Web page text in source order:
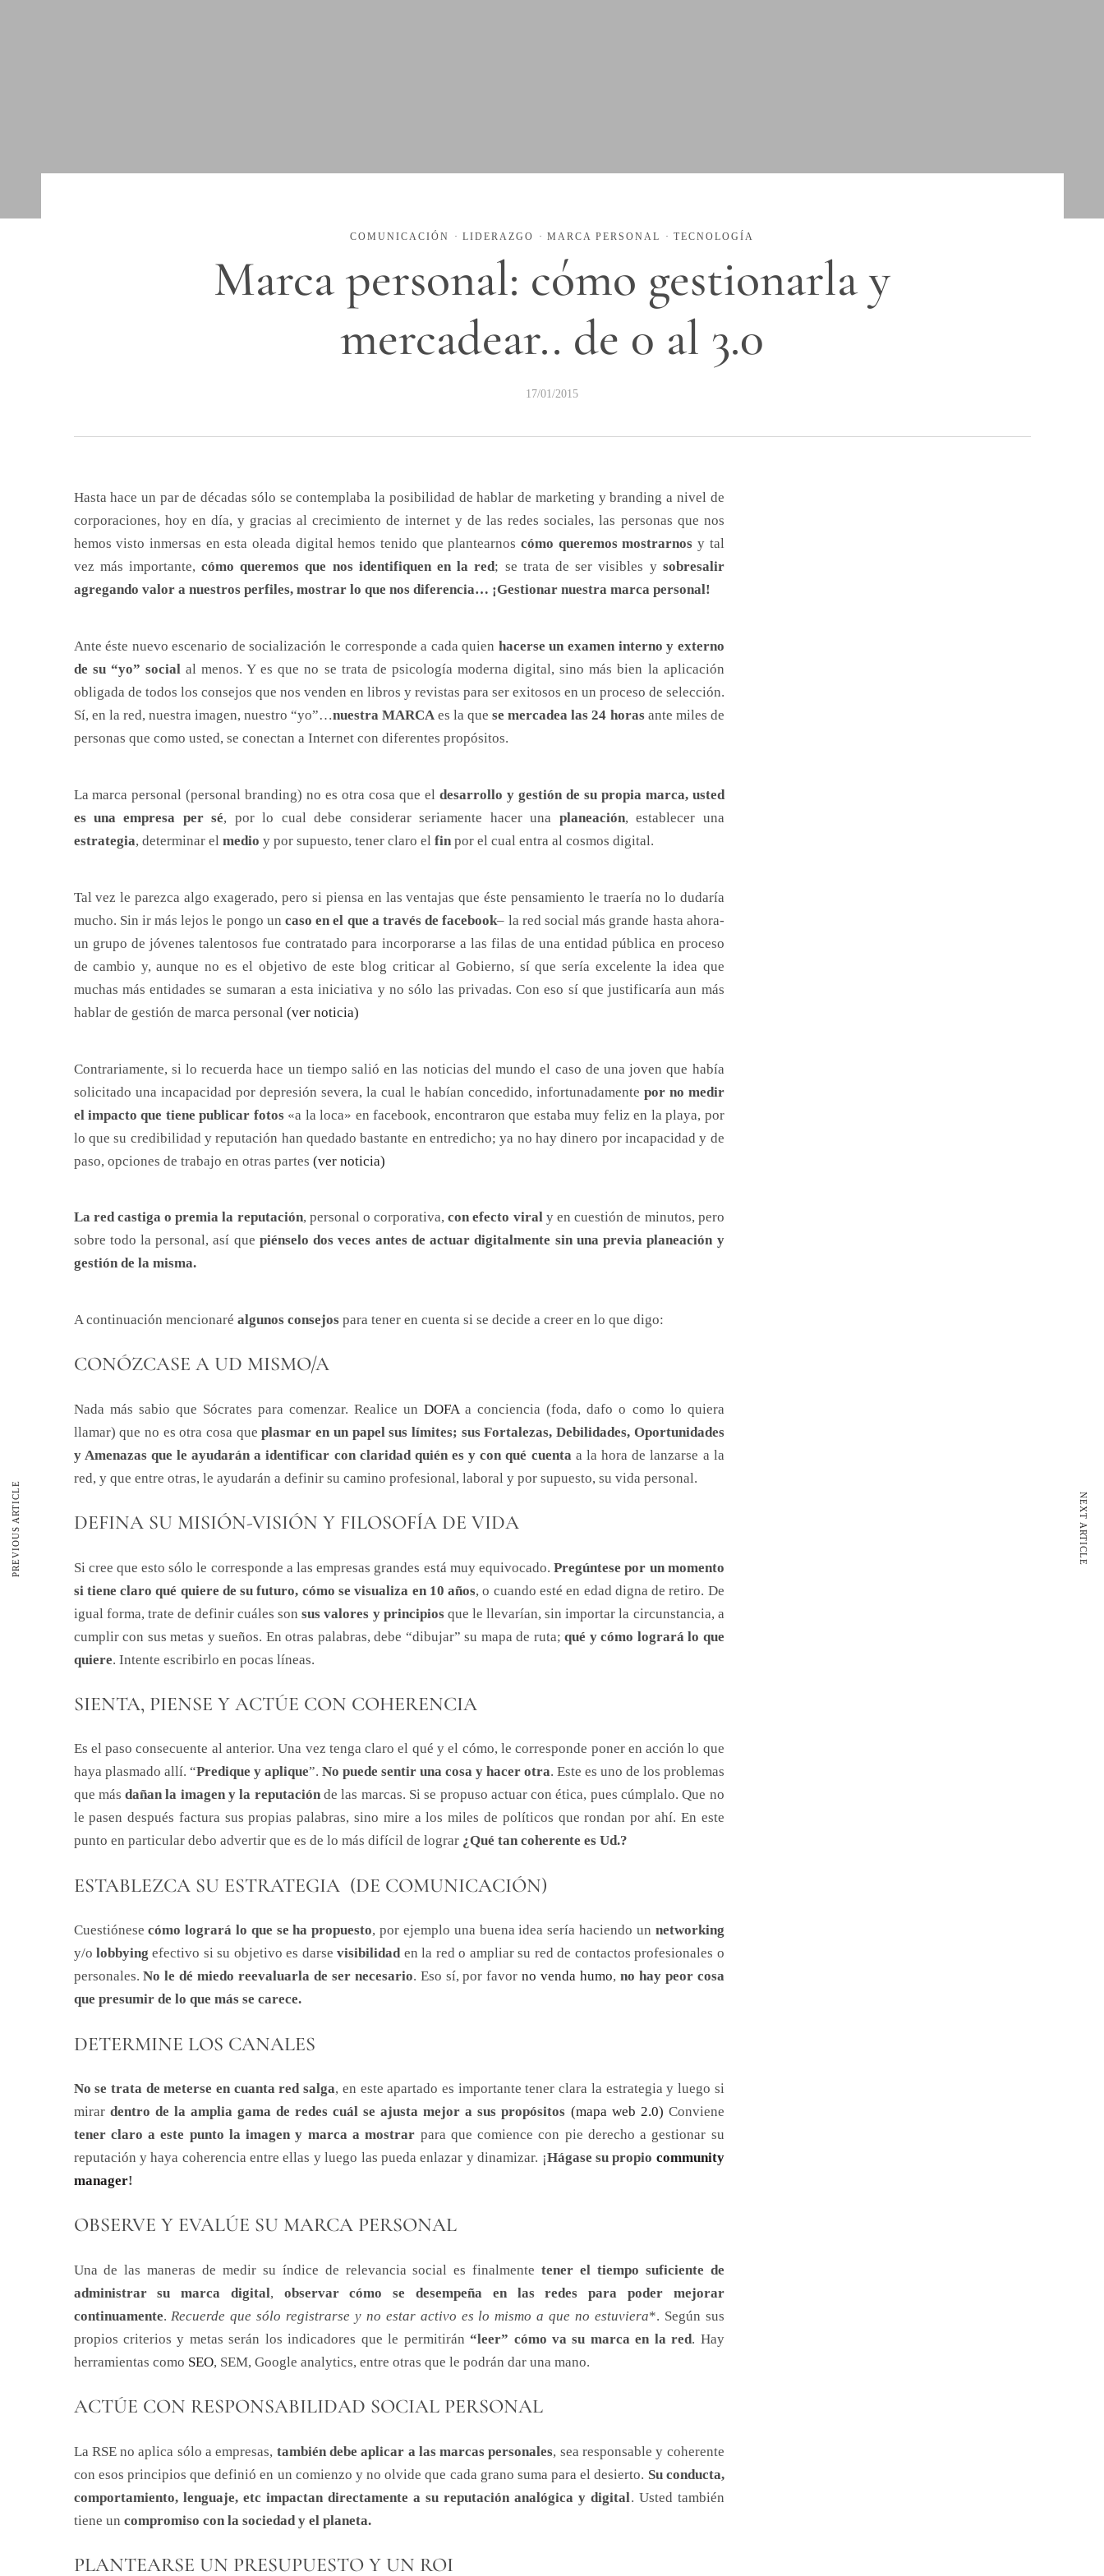
COMUNICACIÓN · LIDERAZGO · MARCA PERSONAL · TECNOLOGÍA
Marca personal: cómo gestionarla y
mercadear.. de 0 al 3.0
17/01/2015
Hasta hace un par de décadas sólo se contemplaba la posibilidad de hablar de marketing y branding a nivel de
corporaciones, hoy en día, y gracias al crecimiento de internet y de las redes sociales, las personas que nos
hemos visto inmersas en esta oleada digital hemos tenido que plantearnos cómo queremos mostrarnos y tal
vez más importante,cómo queremos que nos identifiquen en la red; se trata de ser visibles y sobresalir
agregando valor a nuestros perfiles, mostrar lo que nos diferencia… ¡Gestionar nuestra marca personal!
Ante éste nuevo escenario de socialización le corresponde a cada quien hacerse un examen interno y externo
de su “yo” socialal menos. Y es que no se trata de psicología moderna digital, sino más bien la aplicación
obligada de todos los consejos que nos venden en libros y revistas para ser exitosos en un proceso de selección.
Sí, en la red, nuestra imagen, nuestro “yo”…nuestra MARCA es la quese mercadea las 24 horasante miles de
personas que como usted, se conectan a Internet con diferentes propósitos.
La marca personal (personal branding) no es otra cosa que eldesarrollo y gestión de su propia marca, usted
es una empresa per sé, por lo cual debe considerar seriamente hacer una planeación, establecer una
estrategia, determinar el medio y por supuesto, tener claro el finpor el cual entra al cosmos digital.
Tal vez le parezca algo exagerado, pero si piensa en las ventajas que éste pensamiento le traería no lo dudaría
mucho. Sin ir más lejos le pongo uncaso en el que a través de facebook– la red social más grande hasta ahora-
un grupo de jóvenes talentosos fue contratado para incorporarse a las filas de una entidad pública en proceso
de cambio y, aunque no es el objetivo de este blog criticar al Gobierno, sí que sería excelente la idea que
muchas más entidades se sumaran a esta iniciativa y no sólo las privadas. Con eso sí que justificaría aun más
hablar de gestión de marca personal (ver noticia)
Contrariamente, si lo recuerda hace un tiempo salió en las noticias del mundo el caso de una joven que había
solicitado una incapacidad por depresión severa, la cual le habían concedido, infortunadamente por no medir
el impacto que tiene publicar fotos«a la loca» en facebook, encontraron que estaba muy feliz en la playa, por
lo que su credibilidad y reputación han quedado bastante en entredicho; ya no hay dinero por incapacidad y de
paso, opciones de trabajo en otras partes (ver noticia)
La red castiga o premia la reputación, personal o corporativa,con efecto viraly en cuestión de minutos, pero
sobre todo la personal, así que piénselo dos veces antes de actuar digitalmente sin una previa planeación y
gestión de la misma.
A continuación mencionaré algunos consejospara tener en cuenta si se decide a creer en lo que digo:
CONÓZCASE A UD MISMO/A
Nada más sabio que Sócrates para comenzar. Realice unDOFAa conciencia (foda, dafo o como lo quiera
llamar) que no es otra cosa queplasmar en un papel sus límites; sus Fortalezas, Debilidades, Oportunidades
y Amenazas que le ayudarán a identificar con claridad quién es y con qué cuentaa la hora de lanzarse a la
red, y que entre otras, le ayudarán a definir su camino profesional, laboral y por supuesto, su vida personal.
DEFINA SU MISIÓN-VISIÓN Y FILOSOFÍA DE VIDA
Si cree que esto sólo le corresponde a las empresas grandes está muy equivocado.Pregúntese por un momento
si tiene claro qué quiere de su futuro, cómo se visualiza en 10 años, o cuando esté en edad digna de retiro. De
igual forma, trate de definir cuáles sonsus valores y principiosque le llevarían, sin importar la circunstancia, a
cumplir con sus metas y sueños. En otras palabras, debe “dibujar” su mapa de ruta;qué y cómo logrará lo que
quiere. Intente escribirlo en pocas líneas.
SIENTA, PIENSE Y ACTÚE CON COHERENCIA
Es el paso consecuente al anterior. Una vez tenga claro el qué y el cómo, le corresponde poner en acción lo que
haya plasmado allí. “Predique y aplique”. No puede sentir una cosa y hacer otra. Este es uno de los problemas
que másdañan la imagen y la reputaciónde las marcas. Si se propuso actuar con ética, pues cúmplalo. Que no
le pasen después factura sus propias palabras, sino mire a los miles de políticos que rondan por ahí. En este
punto en particular debo advertir que es de lo más difícil de lograr ¿Qué tan coherente es Ud.?
ESTABLEZCA SU ESTRATEGIA (DE COMUNICACIÓN)
Cuestiónesecómo logrará lo que se ha propuesto, por ejemplo una buena idea sería haciendo un networking
y/o lobbying efectivo si su objetivo es darsevisibilidaden la red o ampliar su red de contactos profesionales o
personales.No le dé miedo reevaluarla de ser necesario. Eso sí, por favorno venda humo, no hay peor cosa
que presumir de lo que más se carece.
DETERMINE LOS CANALES
No se trata de meterse en cuanta red salga, en este apartado es importante tener clara la estrategia y luego si
mirar dentro de la amplia gama de redes cuál se ajusta mejor a sus propósitos (mapa web 2.0) Conviene
tener claro a este punto la imagen y marca a mostrar para que comience con pie derecho a gestionar su
reputación y haya coherencia entre ellas y luego las pueda enlazar y dinamizar. ¡Hágase su propio community
manager!
OBSERVE Y EVALÚE SU MARCA PERSONAL
Una de las maneras de medir su índice de relevancia social es finalmentetener el tiempo suficiente de
administrar su marca digital, observar cómo se desempeña en las redes para poder mejorar
continuamente. Recuerde que sólo registrarse y no estar activo es lo mismo a que no estuviera*. Según sus
propios criterios y metas serán los indicadores que le permitirán “leer” cómo va su marca en la red. Hay
herramientas como SEO, SEM, Google analytics, entre otras que le podrán dar una mano.
ACTÚE CON RESPONSABILIDAD SOCIAL PERSONAL
La RSE no aplica sólo a empresas, también debe aplicar a las marcas personales, sea responsable y coherente
con esos principios que definió en un comienzo y no olvide que cada grano suma para el desierto. Su conducta,
comportamiento, lenguaje, etc impactan directamente a su reputación analógica y digital. Usted también
tiene un compromiso con la sociedad y el planeta.
PLANTEARSE UN PRESUPUESTO Y UN ROI
PREVIOUS ARTICLE NEXT ARTICLE